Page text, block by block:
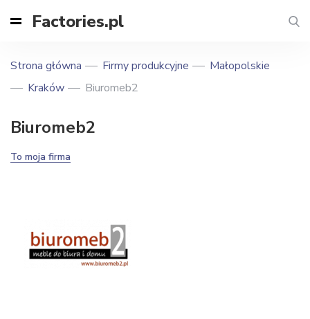
Factories.pl
Strona główna Firmy produkcyjne
Małopolskie
Kraków
Biuromeb2
Biuromeb2
To moja firma